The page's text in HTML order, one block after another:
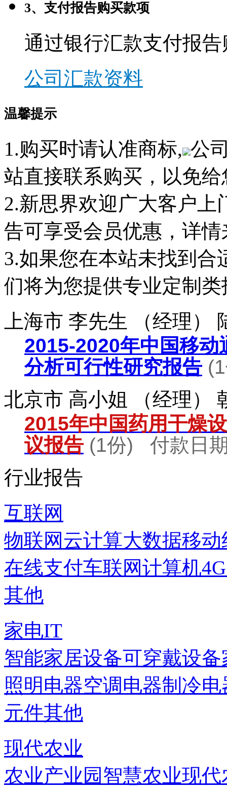
3、支付报告购买款项
通过银行汇款支付报
公司汇款资料
温馨提示
1.购买时请认准商标, 公
站直接联系购买，以免
2.新思界欢迎广大客户
告可享受会员优惠，详
3.如果您在本站未找到
们将为您提供专业定制类
上海市 李先生 （经理）
2015-2020年中国移
分析可行性研究报告(1
北京市 高小姐 （经理）
2015年中国药用干燥
议报告 (1份) 付款日
行业报告
互联网
物联网 云计算大数据移动
在线支付车联网计算机
其他
家电IT
智能家居设备可穿戴设备
照明电器空调电器制冷电
元件其他
现代农业
农业产业园智慧农业现代